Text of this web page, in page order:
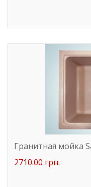
Гранитная мойка
2710.00 грн.